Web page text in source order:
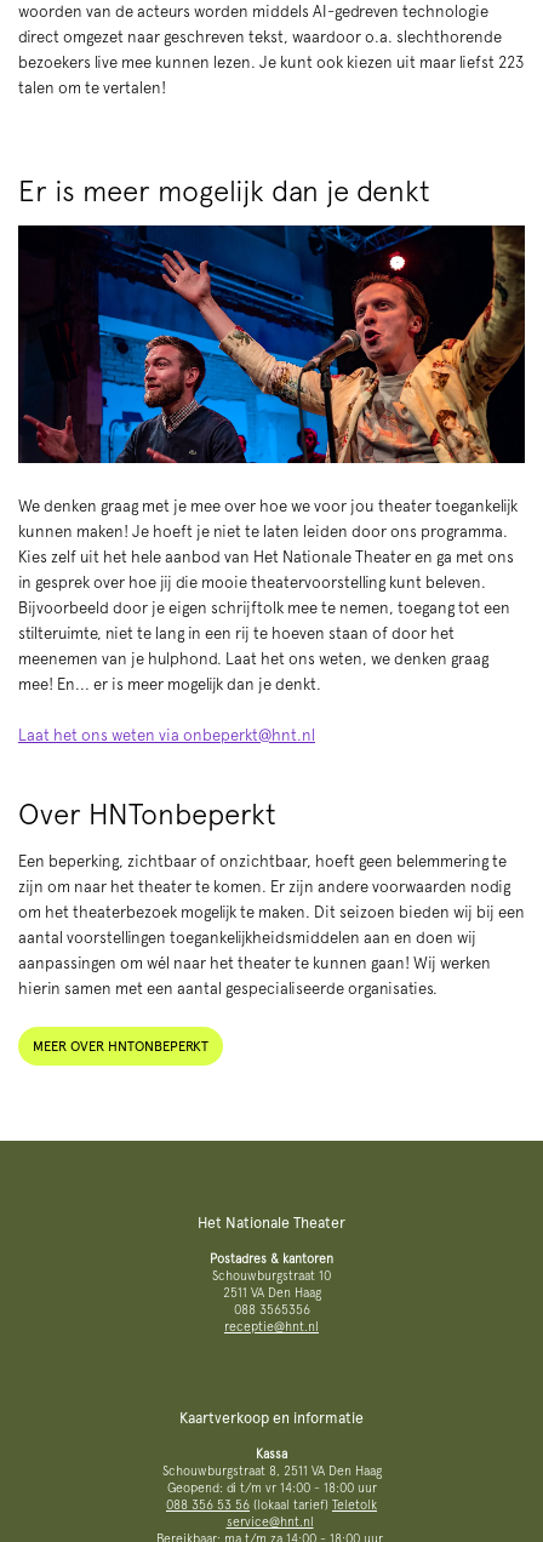
woorden van de acteurs worden middels AI-gedreven technologie
direct omgezet naar geschreven tekst, waardoor o.a. slechthorende
bezoekers live mee kunnen lezen. Je kunt ook kiezen uit maar liefst 223
talen om te vertalen!
Er is meer mogelijk dan je denkt
We denken graag met je mee over hoe we voor jou theater toegankelijk
kunnen maken! Je hoeft je niet te laten leiden door ons programma.
Kies zelf uit het hele aanbod van Het Nationale Theater en ga met ons
in gesprek over hoe jij die mooie theatervoorstelling kunt beleven.
Bijvoorbeeld door je eigen schrijftolk mee te nemen, toegang tot een
stilteruimte, niet te lang in een rij te hoeven staan of door het
meenemen van je hulphond. Laat het ons weten, we denken graag
mee! En... er is meer mogelijk dan je denkt.
Laat het ons weten via onbeperkt@hnt.nl
Over HNTonbeperkt
Een beperking, zichtbaar of onzichtbaar, hoeft geen belemmering te
zijn om naar het theater te komen. Er zijn andere voorwaarden nodig
om het theaterbezoek mogelijk te maken. Dit seizoen bieden wij bij een
aantal voorstellingen toegankelijkheidsmiddelen aan en doen wij
aanpassingen om wél naar het theater te kunnen gaan! Wij werken
hierin samen met een aantal gespecialiseerde organisaties.
MEER OVER HNTONBEPERKT
Het Nationale Theater
Postadres & kantoren
Schouwburgstraat 10
2511 VA Den Haag
088 3565356
receptie@hnt.nl
Kaartverkoop en informatie
Kassa
Schouwburgstraat 8, 2511 VA Den Haag
Geopend: di t/m vr 14:00 - 18:00 uur
088 356 53 56 (lokaal tarief) Teletolk
service@hnt.nl